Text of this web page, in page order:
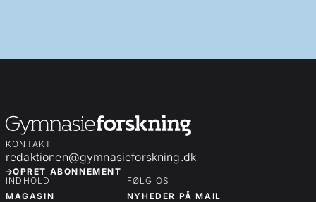
KONTAKT
redaktionen@gymnasieforskning.dk
OPRET ABONNEMENT
INDHOLD
MAGASIN
FØLG OS
NYHEDER PÅ MAIL